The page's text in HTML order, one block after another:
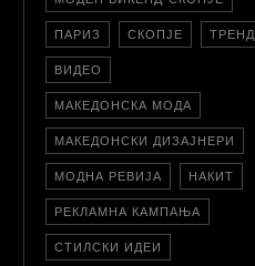
ПАРИЗ СКОПЈЕ ТРЕНД
ВИДЕО
МАКЕДОНСКА МОДА
МАКЕДОНСКИ ДИЗАЈНЕРИ
МОДНА РЕВИЈА НАКИТ
РЕКЛАМНА КАМПАЊА
СТИЛСКИ ИДЕИ